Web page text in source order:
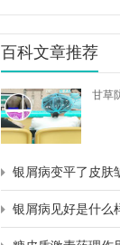
百科文章推荐
甘草
银屑病变平了皮肤
银屑病见好是什么